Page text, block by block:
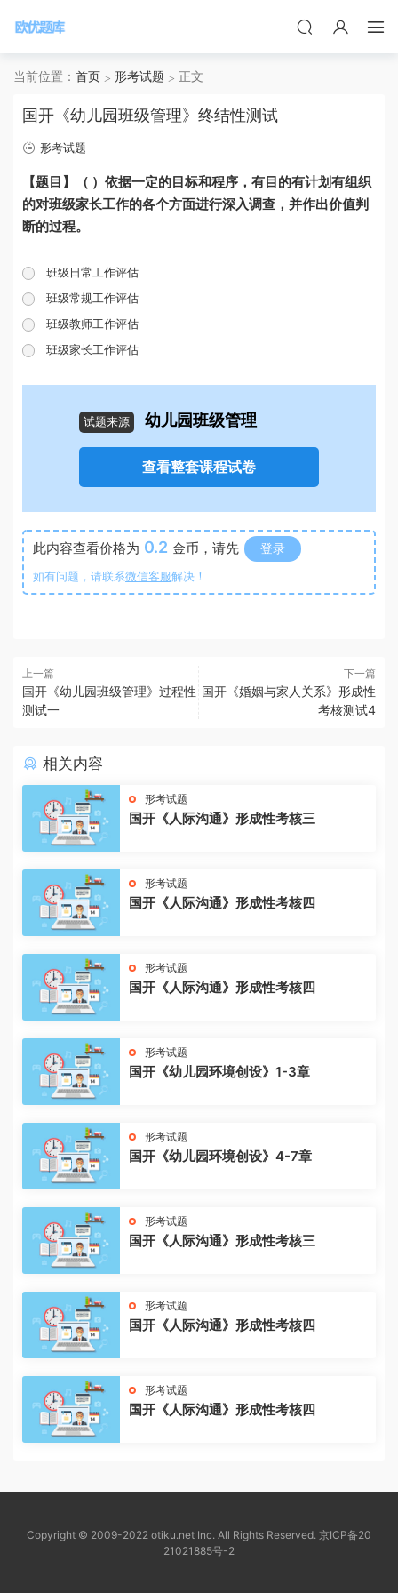
当前位置： 首页 形考试题 正文
国开《幼儿园班级管理》终结性测试
形考试题
【题目】（ ）依据一定的目标和程序，有目的有计划有组织
的对班级家长工作的各个方面进行深入调查，并作出价值判
断的过程。
班级日常工作评估
班级常规工作评估
班级教师工作评估
班级家长工作评估
试题来源 幼儿园班级管理
查看整套课程试卷
此内容查看价格为 0.2 金币，请先 登录
如有问题，请联系微信客服解决！
上一篇
国开《幼儿园班级管理》过程性
测试一
下一篇
国开《婚姻与家人关系》形成性
考核测试4
相关内容
形考试题
国开《人际沟通》形成性考核三
形考试题
国开《人际沟通》形成性考核四
形考试题
国开《人际沟通》形成性考核四
形考试题
国开《幼儿园环境创设》1-3章
形考试题
国开《幼儿园环境创设》4-7章
形考试题
国开《人际沟通》形成性考核三
形考试题
国开《人际沟通》形成性考核四
形考试题
国开《人际沟通》形成性考核四
Copyright © 2009-2022 otiku.net Inc. All Rights Reserved. 京ICP备20
21021885号-2